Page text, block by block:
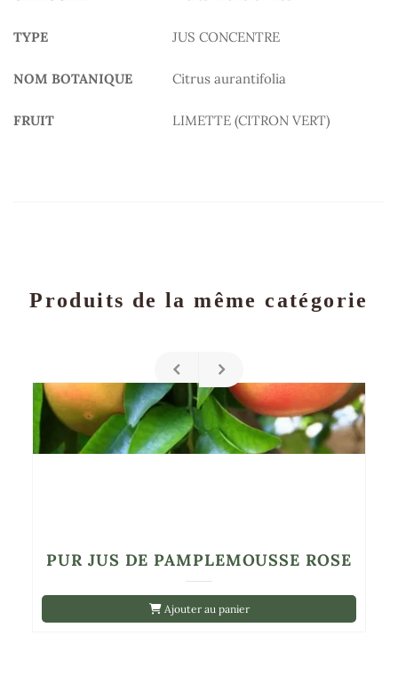
TYPE JUS CONCENTRE
NOM BOTANIQUE Citrus aurantifolia
FRUIT LIMETTE (CITRON VERT)
Produits de la même catégorie
Ajouter au panier
PUR JUS DE PAMPLEMOUSSE ROSE